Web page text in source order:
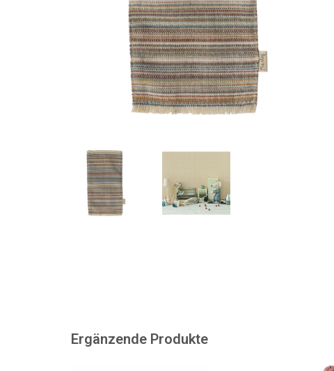
Ergänzende Produkte